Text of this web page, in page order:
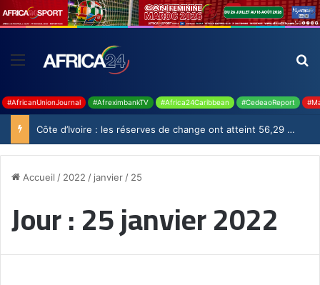
#AfricanUnionJournal #AfreximbankTV #Africa24Caribbean #CedeaoReport
Côte d’Ivoire : les réserves de change ont atteint 56,29 milliards USD en juillet
Accueil / 2022 / janvier / 25
Jour :25 janvier 2022